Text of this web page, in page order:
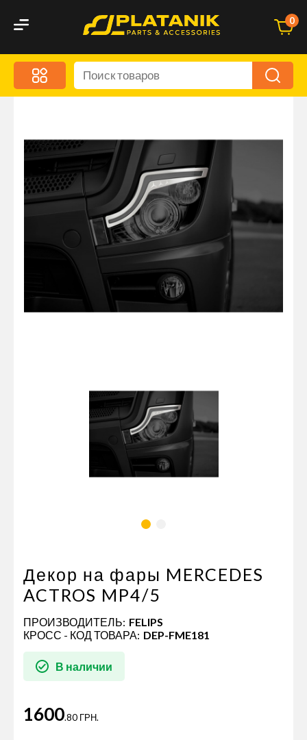
0
Меню
Акционные предложения
Дорожная кухня
Автохимия и уход
Оптика и светотехника
Брызговики
Запчасти кузова и зеркала
Малый коммерческий транспорт
Маркировочные знаки и светоотражатели
Пневматические соединения
Автономное отопление и
кондиционировани
Стяжные ремни и тросы
Декор на фары MERCEDES
ACTROS MP4/5
ПРОИЗВОДИТЕЛЬ: FELIPS
КРОСС - КОД ТОВАРА: DEP-FME181
В наличии
1600.80 ГРН.